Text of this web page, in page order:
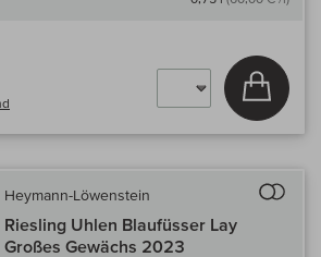
In
Heymann-Löwenstein
Riesling Uhlen Blaufüsser Lay
Großes Gewächs 2023